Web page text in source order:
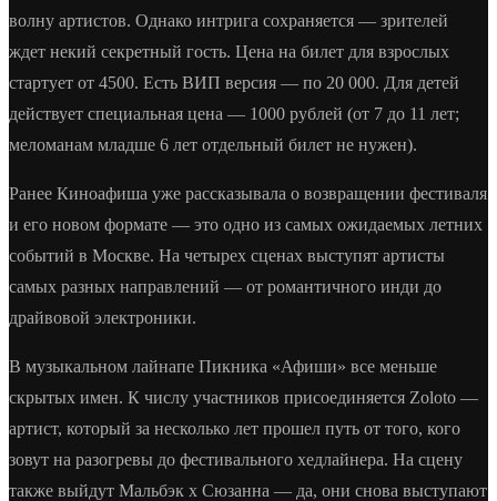
волну артистов. Однако интрига сохраняется — зрителей
ждет некий секретный гость. Цена на билет для взрослых
стартует от 4500. Есть ВИП версия — по 20 000. Для детей
действует специальная цена — 1000 рублей (от 7 до 11 лет;
меломанам младше 6 лет отдельный билет не нужен).
Ранее Киноафиша уже рассказывала о возвращении фестиваля
и его новом формате — это одно из самых ожидаемых летних
событий в Москве. На четырех сценах выступят артисты
самых разных направлений — от романтичного инди до
драйвовой электроники.
В музыкальном лайнапе Пикника «Афиши» все меньше
скрытых имен. К числу участников присоединяется Zoloto —
артист, который за несколько лет прошел путь от того, кого
зовут на разогревы до фестивального хедлайнера. На сцену
также выйдут Мальбэк x Сюзанна — да, они снова выступают